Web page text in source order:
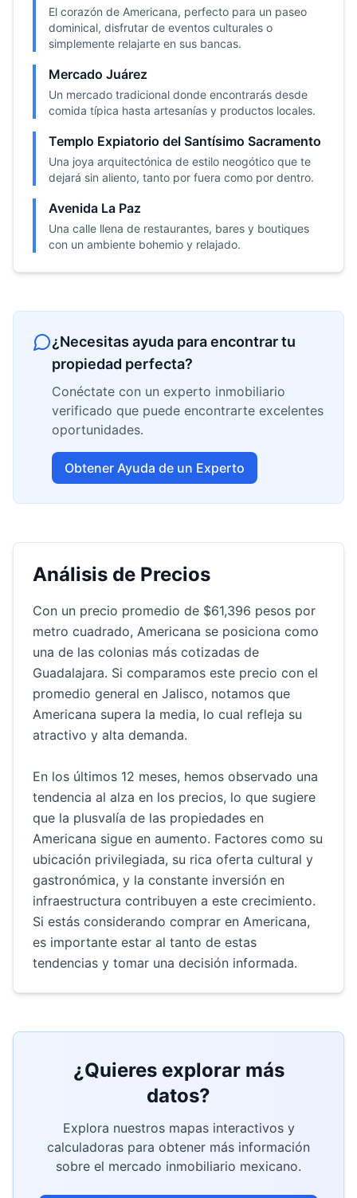
El corazón de Americana, perfecto para un paseo
dominical, disfrutar de eventos culturales o
simplemente relajarte en sus bancas.
Mercado Juárez
Un mercado tradicional donde encontrarás desde
comida típica hasta artesanías y productos locales.
Templo Expiatorio del Santísimo Sacramento
Una joya arquitectónica de estilo neogótico que te
dejará sin aliento, tanto por fuera como por dentro.
Avenida La Paz
Una calle llena de restaurantes, bares y boutiques
con un ambiente bohemio y relajado.
¿Necesitas ayuda para encontrar tu
propiedad perfecta?
Conéctate con un experto inmobiliario
verificado que puede encontrarte excelentes
oportunidades.
Obtener Ayuda de un Experto
Análisis de Precios
Con un precio promedio de $61,396 pesos por
metro cuadrado, Americana se posiciona como
una de las colonias más cotizadas de
Guadalajara. Si comparamos este precio con el
promedio general en Jalisco, notamos que
Americana supera la media, lo cual refleja su
atractivo y alta demanda.
En los últimos 12 meses, hemos observado una
tendencia al alza en los precios, lo que sugiere
que la plusvalía de las propiedades en
Americana sigue en aumento. Factores como su
ubicación privilegiada, su rica oferta cultural y
gastronómica, y la constante inversión en
infraestructura contribuyen a este crecimiento.
Si estás considerando comprar en Americana,
es importante estar al tanto de estas
tendencias y tomar una decisión informada.
¿Quieres explorar más
datos?
Explora nuestros mapas interactivos y
calculadoras para obtener más información
sobre el mercado inmobiliario mexicano.